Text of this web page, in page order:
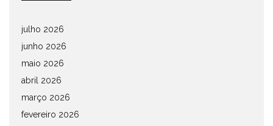
julho 2026
junho 2026
maio 2026
abril 2026
março 2026
fevereiro 2026